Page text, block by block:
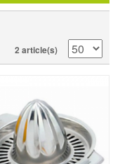
2 article(s)